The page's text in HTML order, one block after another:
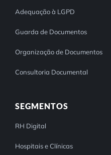
Adequação à LGPD
Guarda de Documentos
Organização de Documentos
Consultoria Documental
SEGMENTOS
RH Digital
Hospitais e Clínicas